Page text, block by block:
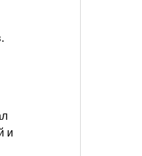
и